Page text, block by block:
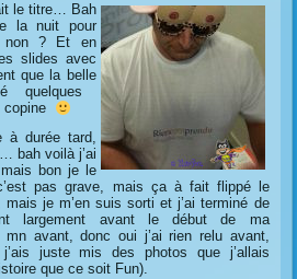
le titre… Bah
la nuit pour
non ? Et en
slides avec
que la belle
quelques
copine
à durée tard,
bah voilà j’ai
bon je le
pas grave, mais ça à fait flippé le
mais je m’en suis sorti et j’ai terminé de
largement avant le début de ma
avant, donc oui j’ai rien relu avant,
juste mis des photos que j’allais
que ce soit Fun).